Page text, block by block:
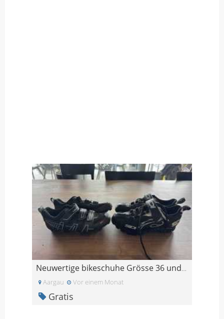
Neuwertige bikeschuhe Grösse 36 und 39
Aargau Vor einem Monat
Gratis